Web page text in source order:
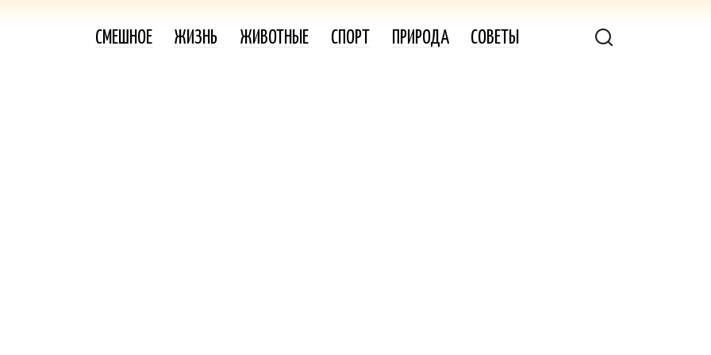
СМЕШНОЕ ЖИЗНЬ ЖИВОТНЫЕ СПОРТ ПРИРОДА СОВЕТЫ